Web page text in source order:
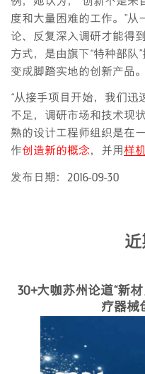
度和大量困难的工作。”从
论、反复深入调研才能得
方式，是由旗下“特种部队
变成脚踏实地的创新产品。
“从接手项目开始，我们迅
不足，调研市场和技术现
熟的设计工程师组织是在
作创造新的概念，并用样
发布日期：2016-09-30
近
30+大咖苏州论道“新
疗器械